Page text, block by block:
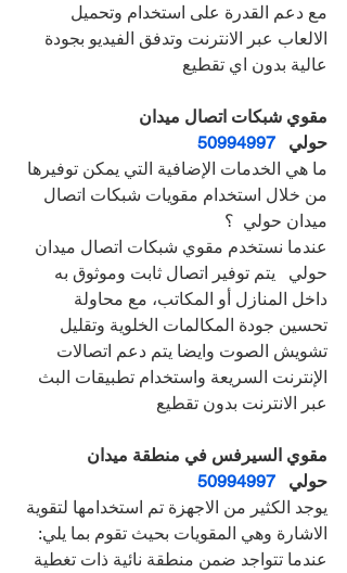
مع دعم القدرة على استخدام وتحميل
الالعاب عبر الانترنت وتدفق الفيديو بجودة
عالية بدون اي تقطيع
مقوي شبكات اتصال ميدان
حولي 50994997
ما هي الخدمات الإضافية التي يمكن توفيرها
من خلال استخدام مقويات شبكات اتصال
ميدان حولي  ؟
عندما نستخدم مقوي شبكات اتصال ميدان
حولي   يتم توفير اتصال ثابت وموثوق به
داخل المنازل أو المكاتب، مع محاولة
تحسين جودة المكالمات الخلوية وتقليل
تشويش الصوت وايضا يتم دعم اتصالات
الإنترنت السريعة واستخدام تطبيقات البث
عبر الانترنت بدون تقطيع
مقوي السيرفس في منطقة ميدان
حولي 50994997
يوجد الكثير من الاجهزة تم استخدامها لتقوية
الاشارة وهي المقويات بحيث تقوم بما يلي:
عندما تتواجد ضمن منطقة نائية ذات تغطية